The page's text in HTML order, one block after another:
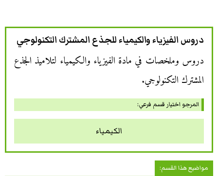
دروس الفيزياء والكيمياء للجذع المشترك التكنولوجي
دروس وملخصات في مادة الفيزياء والكيمياء لتلاميذ الجذع
المشترك التكنولوجي.
المرجو اختيار قسم فرعي:
الكيمياء
مواضيع هذا القسم: